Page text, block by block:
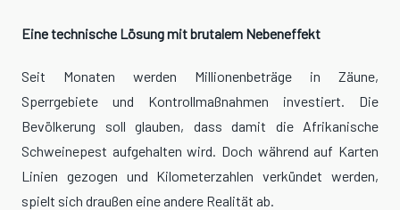
Eine technische Lösung mit brutalem Nebeneffekt
Seit Monaten werden Millionenbeträge in Zäune,
Sperrgebiete und Kontrollmaßnahmen investiert. Die
Bevölkerung soll glauben, dass damit die Afrikanische
Schweinepest aufgehalten wird. Doch während auf Karten
Linien gezogen und Kilometerzahlen verkündet werden,
spielt sich draußen eine andere Realität ab.